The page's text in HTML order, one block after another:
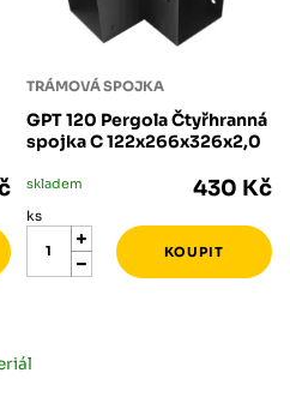
TRÁMOVÁ SPOJKA
GPT 120 Pergola Čtyřhranná
spojka C 122x266x326x2,0
skladem 430 Kč
ks